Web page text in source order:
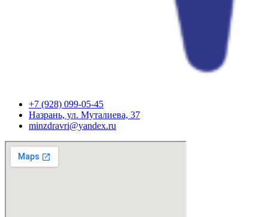
+7 (928) 099-05-45
Назрань, ул. Муталиева, 37
minzdravri@yandex.ru